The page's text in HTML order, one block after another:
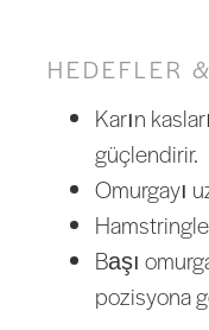
HEDEFLER
Karın
güçlendirir.
Omurgayı
Başı
pozisyona